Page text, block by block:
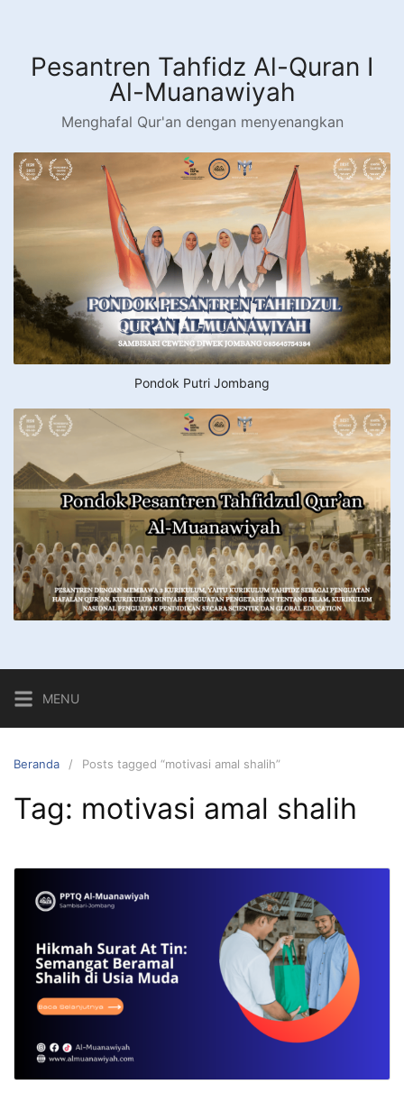
kontenPesantren Tahfidz Al-Quran I
Al-Muanawiyah
Menghafal Qur'an dengan menyenangkan
Pondok Putri Jombang
MENU
Beranda Posts tagged “motivasi amal shalih”
Tag: motivasi amal shalih